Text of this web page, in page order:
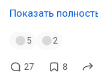
Показать
5 2
27 8